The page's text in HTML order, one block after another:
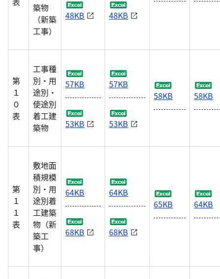
築物
（新築
工事）
48KB 48KB
第
１
０
表
工事種
別・用
途別・
使途別
着工建
築物
57KB
53KB
57KB
53KB
58KB 58KB
第
１
１
表
敷地面
積規模
別・用
途別着
工建築
物（新
築工
事）
64KB
68KB
64KB
68KB
65KB 64KB